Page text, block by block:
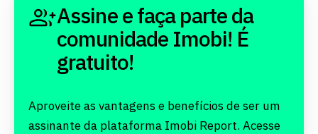
Assine e faça parte da
comunidade Imobi! É
gratuito!
Aproveite as vantagens e benefícios de ser um
assinante da plataforma Imobi Report. Acesse